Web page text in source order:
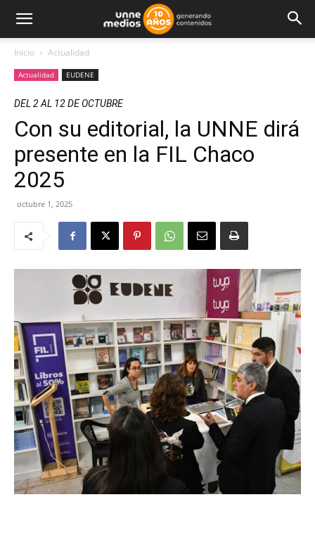
Inicio Actualidad
Actualidad EUDENE
DEL 2 AL 12 DE OCTUBRE
Con su editorial, la UNNE dirá
presente en la FIL Chaco
2025
octubre 1, 2025